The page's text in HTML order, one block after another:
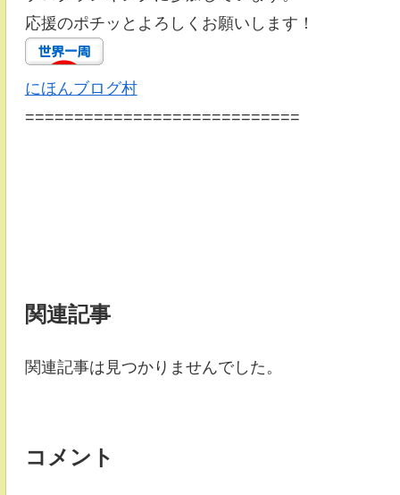
応援のポチッとよろしくお願いします！
にほんブログ村
============================
関連記事
関連記事は見つかりませんでした。
コメント